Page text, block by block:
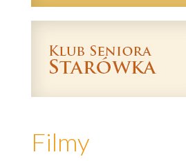
Filmy